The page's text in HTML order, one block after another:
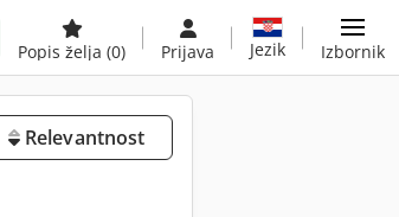
Popis želja (0) Prijava Jezik Izbornik
Relevantnost